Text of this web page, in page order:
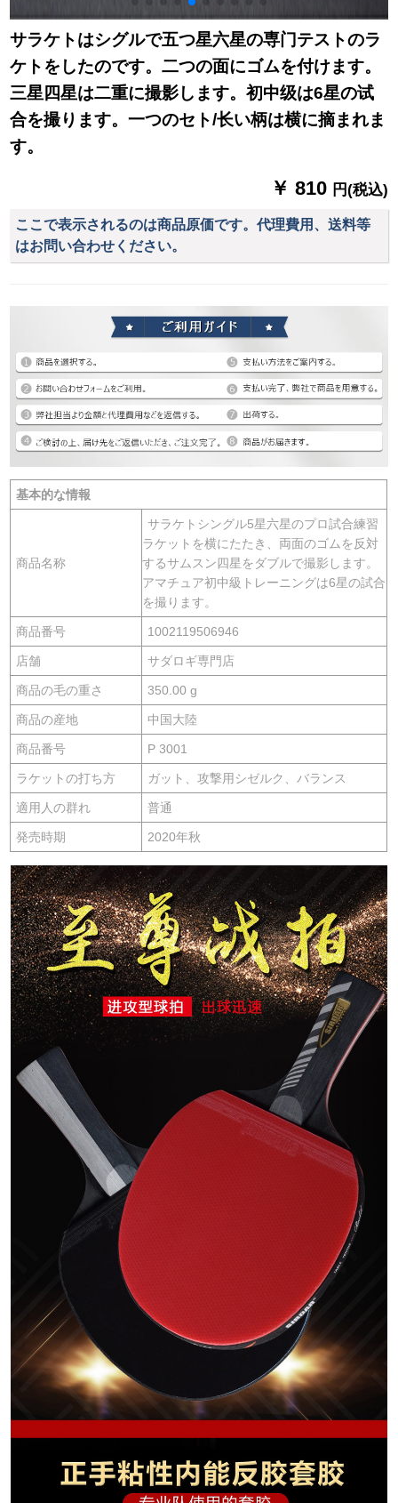
サラケトはシグルで五つ星六星の専门テストのラ
ケトをしたのです。二つの面にゴムを付けます。
三星四星は二重に撮影します。初中级は6星の试
合を撮ります。一つのセト/长い柄は横に摘まれま
す。
￥ 810 円(税込)
ここで表示されるのは商品原価です。代理費用、送料等
はお問い合わせください。
基本的な情報
商品名称
サラケトシングル5星六星のプロ試合練習
ラケットを横にたたき、両面のゴムを反対
するサムスン四星をダブルで撮影します。
アマチュア初中級トレーニングは6星の試合
を撮ります。
商品番号 1002119506946
店舗 サダロギ専門店
商品の毛の重さ 350.00 g
商品の産地 中国大陸
商品番号 P 3001
ラケットの打ち方 ガット、攻撃用シゼルク、バランス
適用人の群れ 普通
発売時期 2020年秋